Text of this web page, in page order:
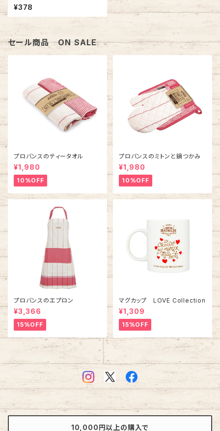
¥378
セール商品 ON SALE
プロバンスのティータオル
¥1,980
10%OFF
プロバンスのミトンと鍋つかみ
¥1,980
10%OFF
プロバンスのエプロン
¥3,366
15%OFF
マグカップ LOVE Collection
¥1,309
15%OFF
10,000円以上の購入で